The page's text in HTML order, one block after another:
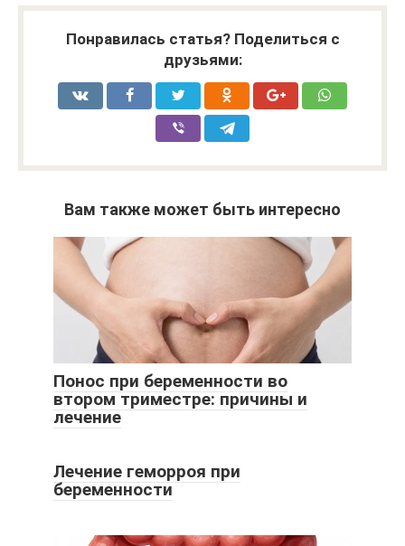
Понравилась статья? Поделиться с
друзьями:
Вам также может быть интересно
Понос при беременности во
втором триместре: причины и
лечение
Лечение геморроя при
беременности